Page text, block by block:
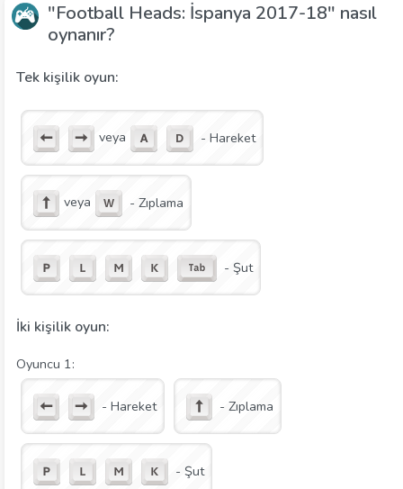
"Football Heads: İspanya 2017-18" nasıl
oynanır?
Tek kişilik oyun:
veya - Hareket
veya - Zıplama
- Şut
İki kişilik oyun:
Oyuncu 1:
- Hareket - Zıplama
- Şut